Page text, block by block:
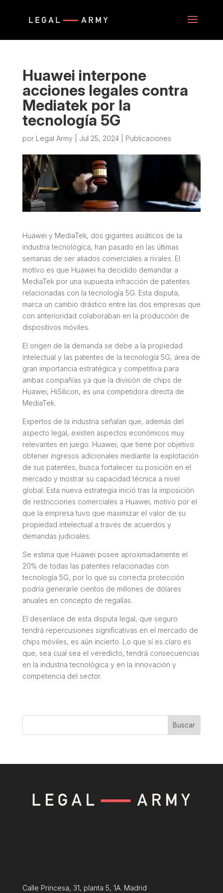
Huawei interpone
acciones legales contra
Mediatek por la
tecnología 5G
por Legal Army Jul 25, 2024| Publicaciones
Huawei y MediaTek, dos gigantes asiáticos de la
industria tecnológica, han pasado en las últimas
semanas de ser aliados comerciales a rivales. El
motivo es que Huawei ha decidido demandar a
MediaTek por una supuesta infracción de patentes
relacionadas con la tecnología 5G. Esta disputa,
marca un cambio drástico entre las dos empresas que
con anterioridad colaboraban en la producción de
dispositivos móviles.
El origen de la demanda se debe a la propiedad
intelectual y las patentes de la tecnología 5G, área de
gran importancia estratégica y competitiva para
ambas compañías ya que la división de chips de
Huawei, HiSilicon, es una competidora directa de
MediaTek.
Expertos de la industria señalan que, además del
aspecto legal, existen aspectos económicos muy
relevantes en juego. Huawei, que tiene por objetivo
obtener ingresos adicionales mediante la explotación
de sus patentes, busca fortalecer su posición en el
mercado y mostrar su capacidad técnica a nivel
global. Esta nueva estrategia inició tras la imposición
de restricciones comerciales a Huawei, motivo por el
que la empresa tuvo que maximizar el valor de su
propiedad intelectual a través de acuerdos y
demandas judiciales.
Se estima que Huawei posee aproximadamente el
20% de todas las patentes relacionadas con
tecnología 5G, por lo que su correcta protección
podría generarle cientos de millones de dólares
anuales en concepto de regalías.
El desenlace de esta disputa legal, que seguro
tendrá repercusiones significativas en el mercado de
chips móviles, es aún incierto. Lo que sí es claro es
que, sea cual sea el veredicto, tendrá consecuencias
en la industria tecnológica y en la innovación y
competencia del sector.
Buscar
Calle Princesa, 31, planta 5, 1A. Madrid